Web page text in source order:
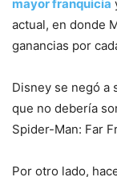
mayor franquicia
actual, en donde
ganancias por
Disney se negó a
que no debería
Spider-Man: Far
Por otro lado,